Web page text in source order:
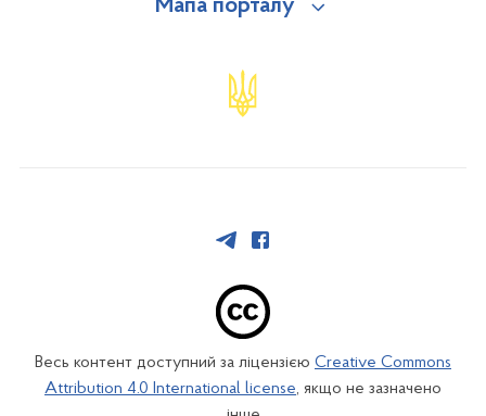
Мапа порталу
Весь контент доступний за ліцензією Creative Commons
Attribution 4.0 International license, якщо не зазначено